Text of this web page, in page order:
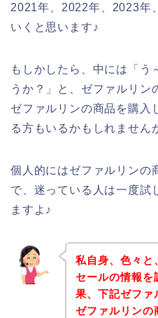
2021年、2022年、2023年
いくと思います♪
もしかしたら、中には「う
うか？」と、ゼファルリン
ゼファルリンの商品を購入
る方もいるかもしれません
個人的にはゼファルリンの
で、迷っている人は一度試
ますよ♪
私自身、色々と
セールの情報を
果、下記ゼファ
ゼファルリンの